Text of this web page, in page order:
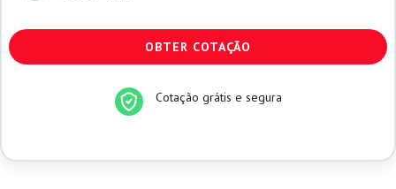
Cotação grátis e segura